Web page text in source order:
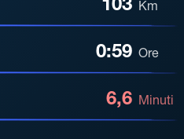
103 Km
0:59 Ore
6,6 Minuti